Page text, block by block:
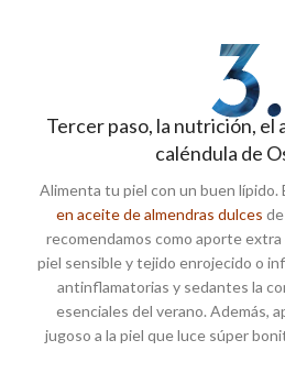
Tercer paso, la nutrición, el
caléndula de
Alimenta tu piel con un buen lípido.
en aceite de almendras dulces
recomendamos como aporte
piel sensible y tejido enrojecido o
antinflamatorias y sedantes la
esenciales del verano. Además,
jugoso a la piel que luce súper